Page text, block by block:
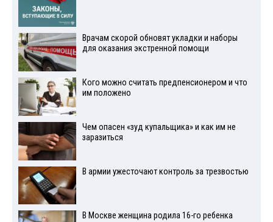
Врачам скорой обновят укладки и наборы
для оказания экстренной помощи
Кого можно считать предпенсионером и что
им положено
Чем опасен «зуд купальщика» и как им не
заразиться
В армии ужесточают контроль за трезвостью
В Москве женщина родила 16-го ребенка